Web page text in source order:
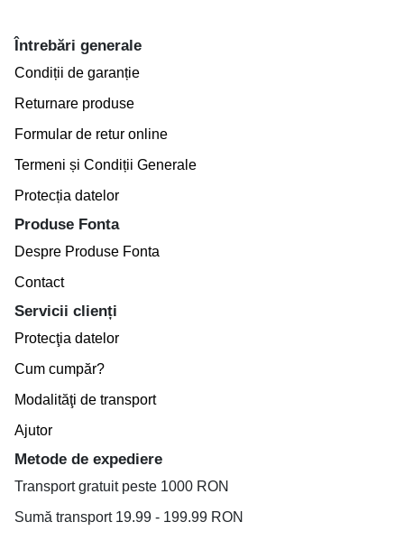
Întrebări generale
Condiții de garanție
Returnare produse
Formular de retur online
Termeni și Condiții Generale
Protecția datelor
Produse Fonta
Despre Produse Fonta
Contact
Servicii clienți
Protecţia datelor
Cum cumpăr?
Modalităţi de transport
Ajutor
Metode de expediere
Transport gratuit peste 1000 RON
Sumă transport 19.99 - 199.99 RON